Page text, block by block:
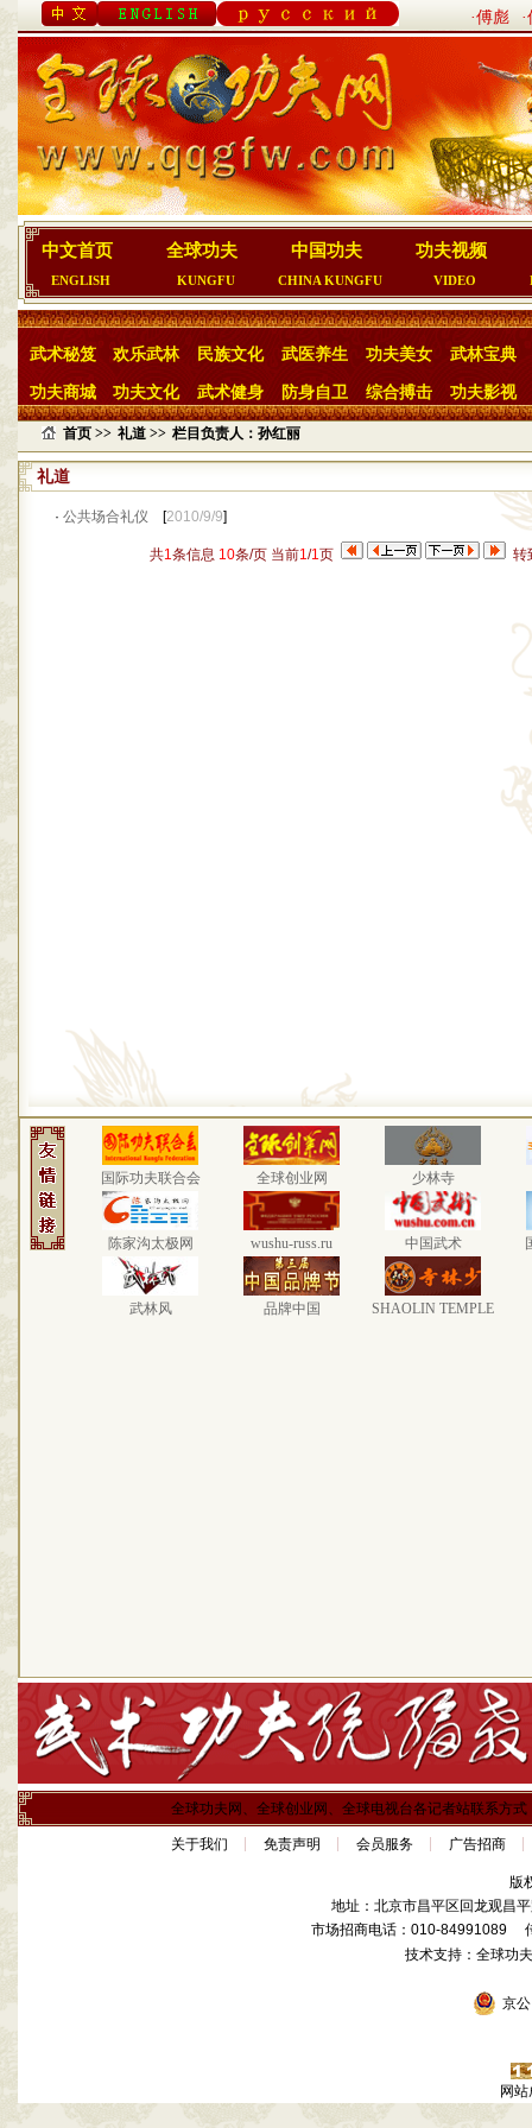
·傅彪
中文首页
ENGLISH
全球功夫
KUNGFU
中国功夫
CHINA KUNGFU
功夫视频
VIDEO
武术秘笈 欢乐武林 民族文化 武医养生 功夫美女 武林宝典
功夫商城 功夫文化 武术健身 防身自卫 综合搏击 功夫影视
首页 >> 礼道 >> 栏目负责人：孙红丽
礼道
· 公共场合礼仪 [2010/9/9]
共1条信息 10条/页 当前1/1页 转
国际功夫联合会 全球创业网 少林寺
陈家沟太极网 wushu-russ.ru 中国武术
武林风 品牌中国 SHAOLIN TEMPLE
全球功夫网、全球创业网、全球电视台各记者站联系方式
关于我们 免责声明 会员服务 广告招商
版
地址：北京市昌平区回龙观昌
市场招商电话：010-84991089
技术支持：全球
京公
网